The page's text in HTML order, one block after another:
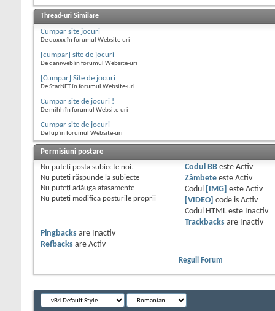
Thread-uri Similare
Cumpar site jocuri
De doxxx în forumul Website-uri
[cumpar] site de jocuri
De daniweb în forumul Website-uri
[Cumpar] Site de jocuri
De StarNET în forumul Website-uri
Cumpar site de jocuri !
De mihh în forumul Website-uri
Cumpar site de jocuri
De lup în forumul Website-uri
Permisiuni postare
Nu puteţi posta subiecte noi.
Nu puteţi răspunde la subiecte
Nu puteţi adăuga ataşamente
Nu puteţi modifica posturile proprii
Codul BBeste Activ
Zâmbeteeste Activ
Codul
[IMG] este Activ
[VIDEO]
code is Activ
Codul HTML este
Inactiv
Trackbacksare
Inactiv
Pingbacks are
Inactiv
Refbacks are Activ
Reguli Forum